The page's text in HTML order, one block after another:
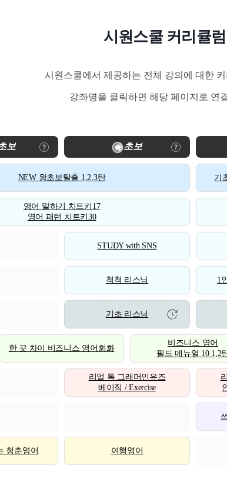
시원스쿨 커리큘럼
시원스쿨에서 제공하는 전체 강의에 대한
강좌명을 클릭하면 해당 페이지로 연
보 초보
NEW 왕초보탈출 1,2,3탄 기
영어 말하기 치트키17
영어 패턴 치트키30
STUDY with SNS
척척 리스닝 1
기초 리스닝
한 끗 차이 비즈니스 영어회화
비즈니스 영어
필드 메뉴얼 10 1,2
리얼 톡 그래머인유즈
베이직 / Exercise
청춘영어 여행영어